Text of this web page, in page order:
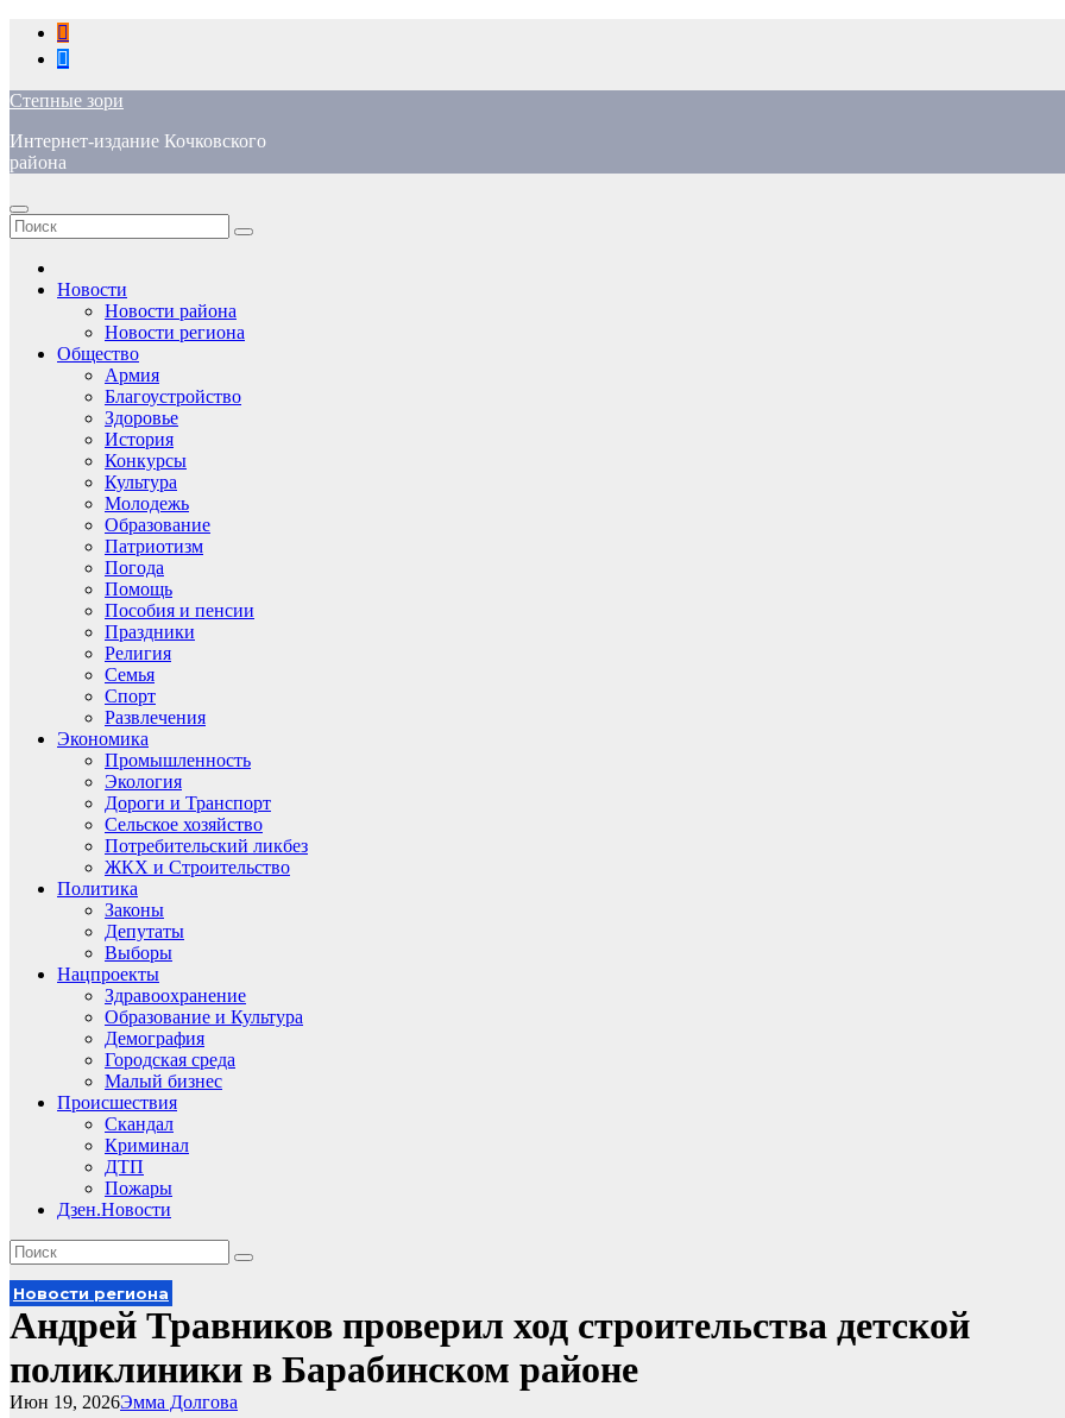
Перейти
содержимому
Степные зори
Интернет-издание Кочковского
района
Новости
Новости района
Новости региона
Общество
Армия
Благоустройство
Здоровье
История
Конкурсы
Культура
Молодежь
Образование
Патриотизм
Погода
Помощь
Пособия и пенсии
Праздники
Религия
Семья
Спорт
Развлечения
Экономика
Промышленность
Экология
Дороги и Транспорт
Сельское хозяйство
Потребительский ликбез
ЖКХ и Строительство
Политика
Законы
Депутаты
Выборы
Нацпроекты
Здравоохранение
Образование и Культура
Демография
Городская среда
Малый бизнес
Происшествия
Скандал
Криминал
ДТП
Пожары
Дзен.Новости
Новости региона
Андрей Травников проверил ход строительства детской
поликлиники в Барабинском районе
Эмма Долгова
Июн 19, 2026